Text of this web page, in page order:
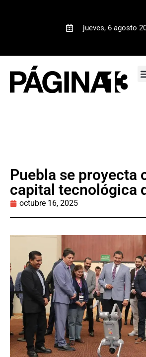
jueves, 6 agosto
Puebla se proyecta
capital tecnológica
octubre 16, 2025